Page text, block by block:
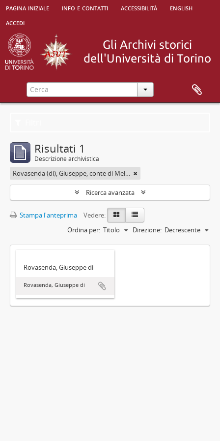
pagina iniziale info e contatti accessibilità
english
accedi
Risultati 1
Descrizione archivistica
Rovasenda (di), Giuseppe, conte di Melle <1824-1913>
Ricerca avanzata
Stampa l'anteprima
Vedere:
Ordina per: Titolo Direzione: Decrescente
Rovasenda, Giuseppe di
Rovasenda, Giuseppe di